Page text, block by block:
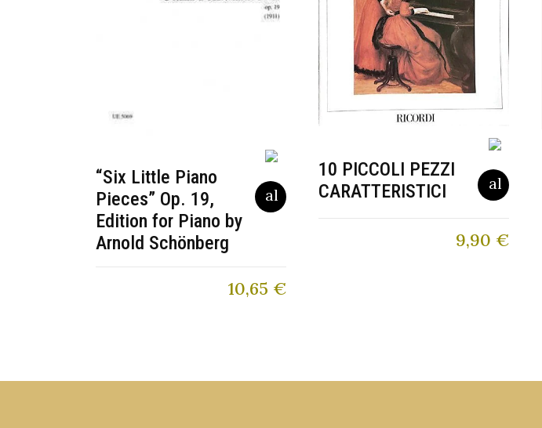
“Six Little Piano
Pieces” Op. 19,
Edition for Piano by
Arnold Schönberg
10,65 €
10 PICCOLI PEZZI
CARATTERISTICI
9,90 €